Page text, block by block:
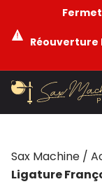
Réouverture
Sax Machine /
Ligature